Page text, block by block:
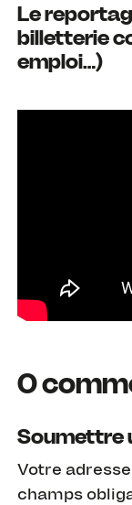
Le
billetterie
emploi…)
0
Soumettre
Votre
champs